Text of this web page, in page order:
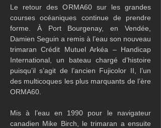
Le retour des ORMA60 sur les grandes
courses océaniques continue de prendre
forme. À Port Bourgenay, en Vendée,
Damien Seguin a remis à l’eau son nouveau
trimaran Crédit Mutuel Arkéa – Handicap
International, un bateau chargé d’histoire
puisqu’il s’agit de l’ancien Fujicolor II, l’un
des multicoques les plus marquants de l’ère
ORMA60.
Mis à l’eau en 1990 pour le navigateur
canadien Mike Birch, le trimaran a ensuite